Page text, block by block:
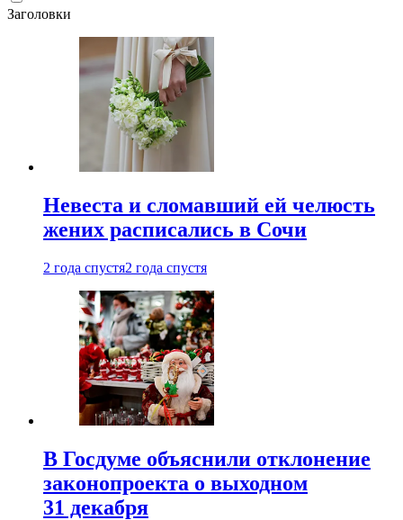
Заголовки
Невеста и сломавший ей челюсть
жених расписались в Сочи
2 года спустя2 года спустя
В Госдуме объяснили отклонение
законопроекта о выходном
31 декабря